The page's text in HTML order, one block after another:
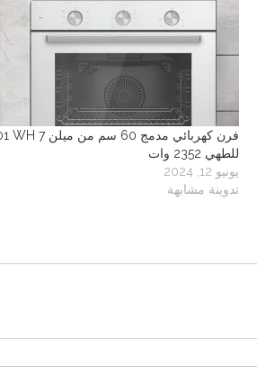
للطهي 2352 وات
يونيو 12, 2024
تدوينة مشابهة